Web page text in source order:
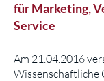
für Marketing,
Service
Am 21.04.2016
Wissenschaftliche